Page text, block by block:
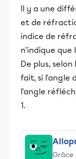
Il y a une
et de
indice de
n'indique que
De plus,
fait, si l'angle
l'angle
1.
Grâce